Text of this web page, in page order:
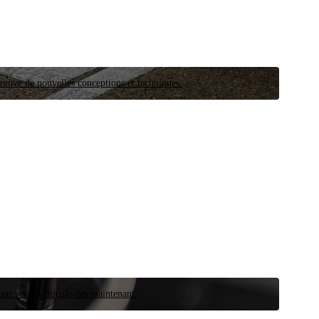
de nouvelles conceptions et techniques.
votre véhicule dès maintenant.